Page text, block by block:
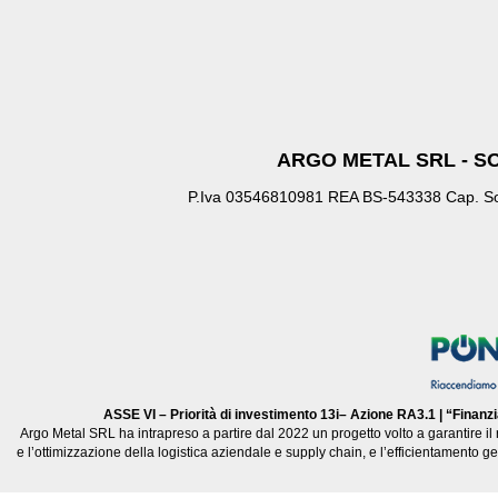
ARGO METAL SRL -
P.Iva 03546810981 REA BS-543338 Cap.
ASSE VI – Priorità di investimento 13i– Azione RA3.1 |
Argo Metal SRL ha intrapreso a partire dal 2022 un progetto volto a garantire
e l’ottimizzazione della logistica aziendale e supply chain, e l’efficientamento